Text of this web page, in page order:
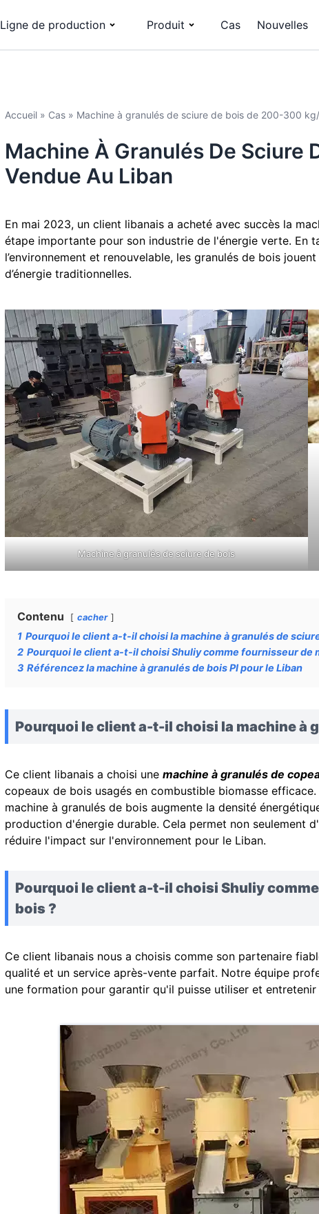
Ligne de production Produit Cas Nouvelles
Accueil » Cas » Machine à granulés de sciure de bois de 200-300
Machine À Granulés De Sciure
Vendue Au Liban
En mai 2023, un client libanais a acheté avec succès la
étape importante pour son industrie de l'énergie verte. En
l’environnement et renouvelable, les granulés de bois
d’énergie traditionnelles.
Machine à granulés de sciure de bois
Contenu cacher
1 Pourquoi le client a-t-il choisi la machine à granulés de
2 Pourquoi le client a-t-il choisi Shuliy comme fournisseur de
3 Référencez la machine à granulés de bois PI pour le Liban
Pourquoi le client a-t-il choisi la machine à
Ce client libanais a choisi une machine à granulés de
copeaux de bois usagés en combustible biomasse
machine à granulés de bois augmente la densité
production d'énergie durable. Cela permet non seulement
réduire l'impact sur l'environnement pour le Liban.
Pourquoi le client a-t-il choisi Shuliy
bois ?
Ce client libanais nous a choisis comme son partenaire
qualité et un service après-vente parfait. Notre équipe
une formation pour garantir qu'il puisse utiliser et